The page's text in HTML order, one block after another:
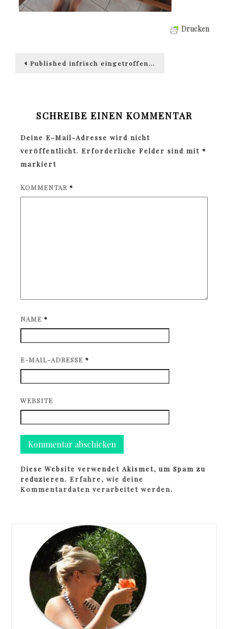
Drucken
Beitragsnavigation
Published infrisch eingetroffen…
SCHREIBE EINEN KOMMENTAR
Deine E-Mail-Adresse wird nicht
veröffentlicht. Erforderliche Felder sind mit *
markiert
KOMMENTAR *
NAME *
E-MAIL-ADRESSE *
WEBSITE
Diese Website verwendet Akismet, um Spam zu
reduzieren.Erfahre, wie deine
Kommentardaten verarbeitet werden.